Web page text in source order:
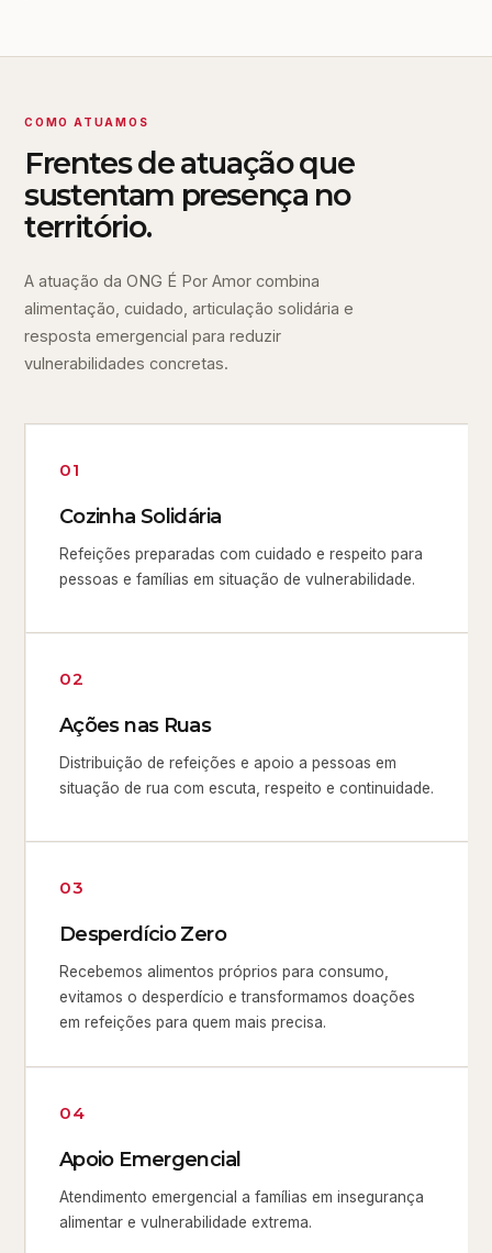
COMO ATUAMOS
Frentes de atuação que
sustentam presença no
território.
A atuação da ONG É Por Amor combina
alimentação, cuidado, articulação solidária e
resposta emergencial para reduzir
vulnerabilidades concretas.
01
Cozinha Solidária
Refeições preparadas com cuidado e respeito para
pessoas e famílias em situação de vulnerabilidade.
02
Ações nas Ruas
Distribuição de refeições e apoio a pessoas em
situação de rua com escuta, respeito e continuidade.
03
Desperdício Zero
Recebemos alimentos próprios para consumo,
evitamos o desperdício e transformamos doações
em refeições para quem mais precisa.
04
Apoio Emergencial
Atendimento emergencial a famílias em insegurança
alimentar e vulnerabilidade extrema.